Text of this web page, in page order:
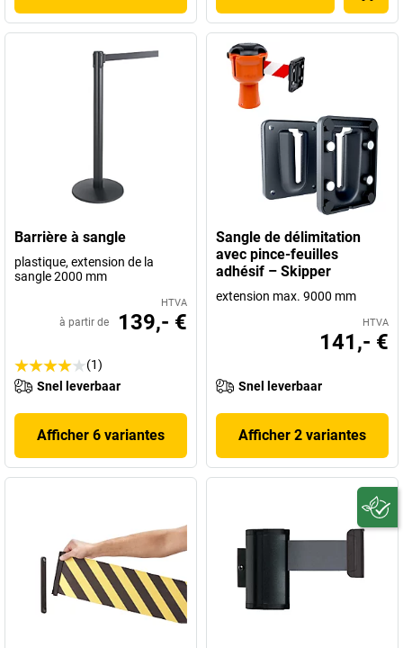
Barrière à sangle
plastique, extension de la
sangle 2000 mm
HTVA
à partir de 139,- €
(1)
Snel leverbaar
Afficher 6 variantes
Sangle de délimitation
avec pince-feuilles
adhésif – Skipper
extension max. 9000 mm
HTVA
141,- €
Snel leverbaar
Afficher 2 variantes